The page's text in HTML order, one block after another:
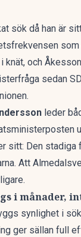
sök då han är
knät, och
sedan
leder
sitt: Den stadiga
Att
i månader,
synlighet i
ger sällan full